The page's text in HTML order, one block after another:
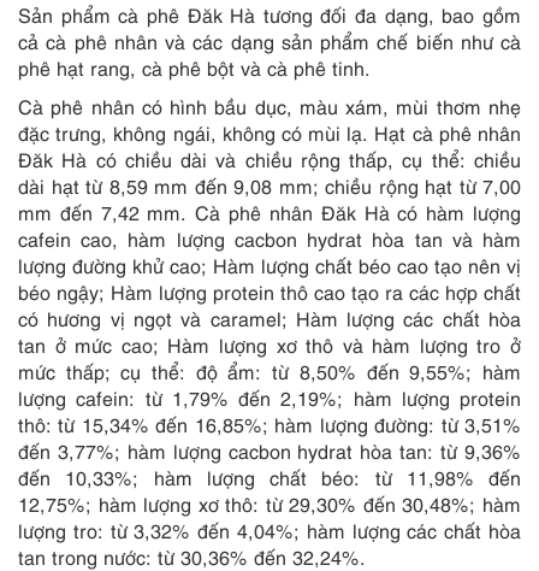
Sản phẩm cà phê Đăk Hà tương đối đa dạng, bao gồm
cả cà phê nhân và các dạng sản phẩm chế biến như cà
phê hạt rang, cà phê bột và cà phê tinh.
Cà phê nhân có hình bầu dục, màu xám, mùi thơm nhẹ
đặc trưng, không ngái, không có mùi lạ. Hạt cà phê nhân
Đăk Hà có chiều dài và chiều rộng thấp, cụ thể: chiều
dài hạt từ 8,59 mm đến 9,08 mm; chiều rộng hạt từ 7,00
mm đến 7,42 mm. Cà phê nhân Đăk Hà có hàm lượng
cafein cao, hàm lượng cacbon hydrat hòa tan và hàm
lượng đường khử cao; Hàm lượng chất béo cao tạo nên vị
béo ngậy; Hàm lượng protein thô cao tạo ra các hợp chất
có hương vị ngọt và caramel; Hàm lượng các chất hòa
tan ở mức cao; Hàm lượng xơ thô và hàm lượng tro ở
mức thấp; cụ thể: độ ẩm: từ 8,50% đến 9,55%; hàm
lượng cafein: từ 1,79% đến 2,19%; hàm lượng protein
thô: từ 15,34% đến 16,85%; hàm lượng đường: từ 3,51%
đến 3,77%; hàm lượng cacbon hydrat hòa tan: từ 9,36%
đến 10,33%; hàm lượng chất béo: từ 11,98% đến
12,75%; hàm lượng xơ thô: từ 29,30% đến 30,48%; hàm
lượng tro: từ 3,32% đến 4,04%; hàm lượng các chất hòa
tan trong nước: từ 30,36% đến 32,24%.